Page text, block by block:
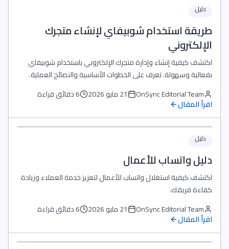
دليل
طريقة استخدام شوبيفاي لإنشاء متجرك
الإلكتروني
اكتشف كيفية إنشاء وإدارة متجرك الإلكتروني باستخدام شوبيفاي
بفعالية وسهولة. تعرف على الخطوات الأساسية والنصائح العملية.
OnSync Editorial Team
21 مايو 2026 6 دقائق قراءة
اقرأ المقال
دليل
دليل واتساب للأعمال
اكتشف كيفية استغلال واتساب للأعمال لتعزيز خدمة العملاء وزيادة
كفاءة فريقك.
OnSync Editorial Team
21 مايو 2026 6 دقائق قراءة
اقرأ المقال